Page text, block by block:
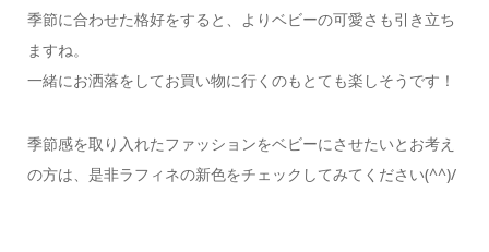
季節に合わせた格好をすると、よりベビーの可愛さも引き立ち
ますね。
一緒にお洒落をしてお買い物に行くのもとても楽しそうです！
季節感を取り入れたファッションをベビーにさせたいとお考え
の方は、是非ラフィネの新色をチェックしてみてください(^^)/